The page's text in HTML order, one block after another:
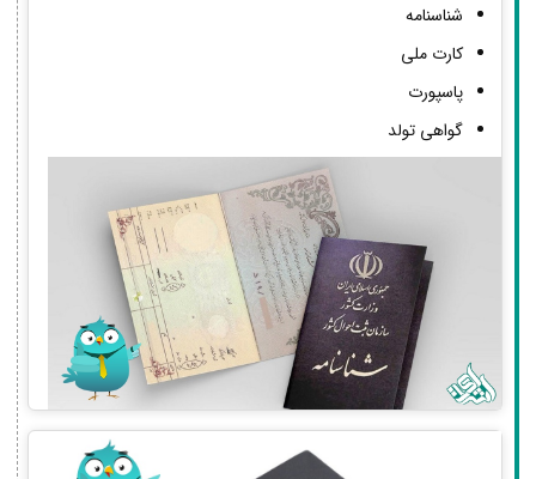
شناسنامه
کارت ملی
پاسپورت
گواهی تولد